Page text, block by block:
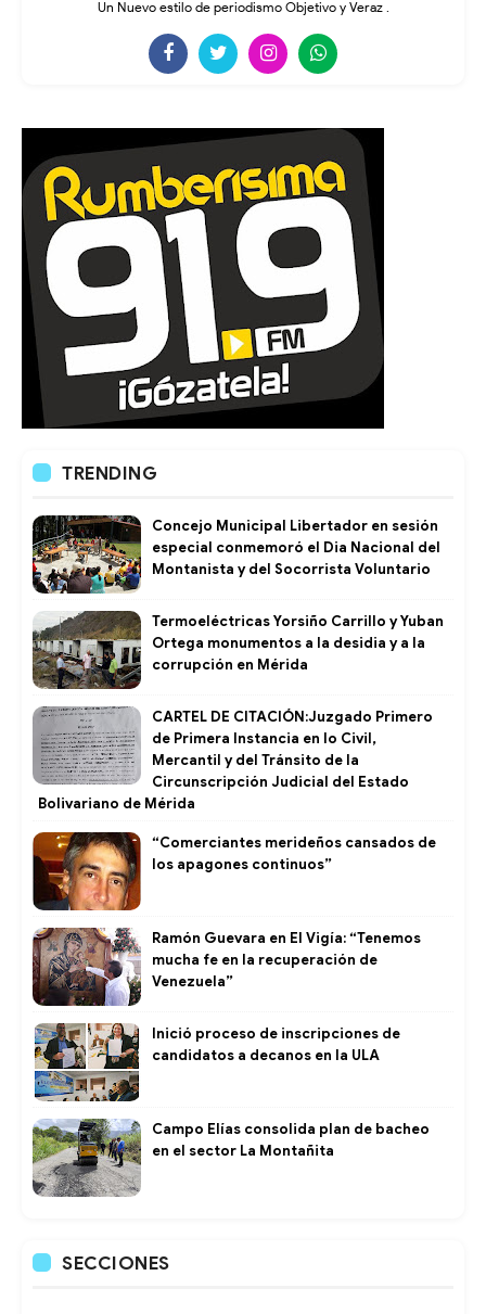
Un Nuevo estilo de periodismo Objetivo y Veraz .
TRENDING
Concejo Municipal Libertador en sesión
especial conmemoró el Dia Nacional del
Montanista y del Socorrista Voluntario
Termoeléctricas Yorsiño Carrillo y Yuban
Ortega monumentos a la desidia y a la
corrupción en Mérida
CARTEL DE CITACIÓN:Juzgado Primero
de Primera Instancia en lo Civil,
Mercantil y del Tránsito de la
Circunscripción Judicial del Estado
Bolivariano de Mérida
“Comerciantes merideños cansados de
los apagones continuos”
Ramón Guevara en El Vigía: “Tenemos
mucha fe en la recuperación de
Venezuela”
Inició proceso de inscripciones de
candidatos a decanos en la ULA
Campo Elías consolida plan de bacheo
en el sector La Montañita
SECCIONES